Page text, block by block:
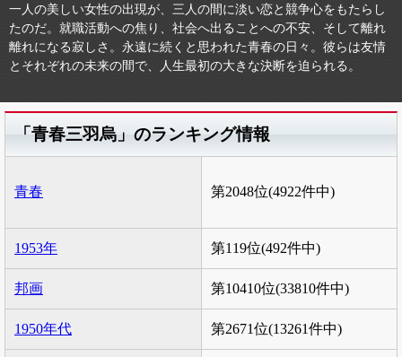
一人の美しい女性の出現が、三人の間に淡い恋と競争心をもたらし
たのだ。就職活動への焦り、社会へ出ることへの不安、そして離れ
離れになる寂しさ。永遠に続くと思われた青春の日々。彼らは友情
とそれぞれの未来の間で、人生最初の大きな決断を迫られる。
「青春三羽烏」のランキング情報
青春 第2048位(4922件中)
1953年 第119位(492件中)
邦画 第10410位(33810件中)
1950年代 第2671位(13261件中)